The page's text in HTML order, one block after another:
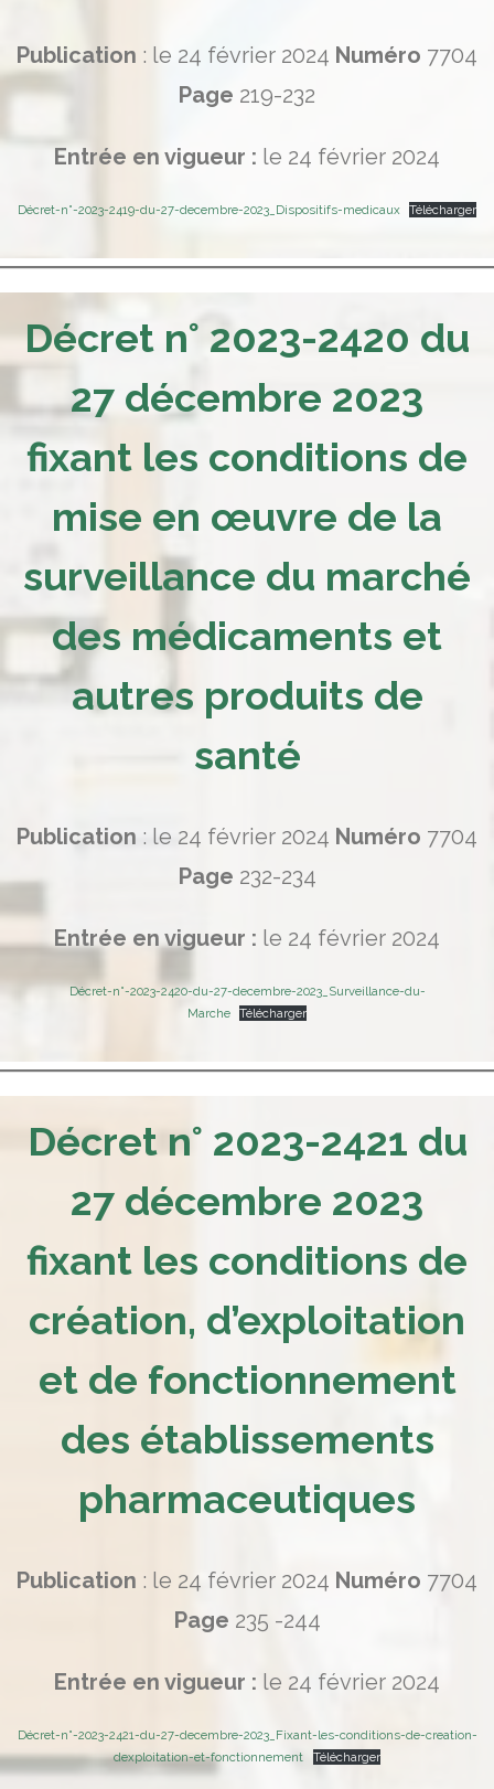
Publication : le 24 février 2024 Numéro 7704
Page 219-232
Entrée en vigueur : le 24 février 2024
Décret-n°-2023-2419-du-27-decembre-2023_Dispositifs-medicaux Télécharger
Décret n° 2023-2420 du
27 décembre 2023
fixant les conditions de
mise en œuvre de la
surveillance du marché
des médicaments et
autres produits de
santé
Publication : le 24 février 2024 Numéro 7704
Page 232-234
Entrée en vigueur : le 24 février 2024
Décret-n°-2023-2420-du-27-decembre-2023_Surveillance-du-
Marche Télécharger
Décret n° 2023-2421 du
27 décembre 2023
fixant les conditions de
création, d’exploitation
et de fonctionnement
des établissements
pharmaceutiques
Publication : le 24 février 2024 Numéro 7704
Page 235 -244
Entrée en vigueur : le 24 février 2024
Décret-n°-2023-2421-du-27-decembre-2023_Fixant-les-conditions-de-creation-
dexploitation-et-fonctionnement
Télécharger